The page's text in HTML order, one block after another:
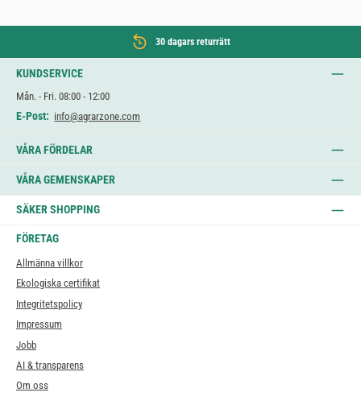
30 dagars returrätt
KUNDSERVICE
Mån. - Fri. 08:00 - 12:00
E-Post: info@agrarzone.com
VÅRA FÖRDELAR
VÅRA GEMENSKAPER
SÄKER SHOPPING
FÖRETAG
Allmänna villkor
Ekologiska certifikat
Integritetspolicy
Impressum
Jobb
AI & transparens
Om oss